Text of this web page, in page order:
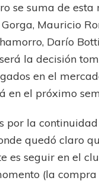
se suma de
Mauricio
Darío
la decisión
en el
en el próximo
por la
quedó claro
es seguir en el
(la